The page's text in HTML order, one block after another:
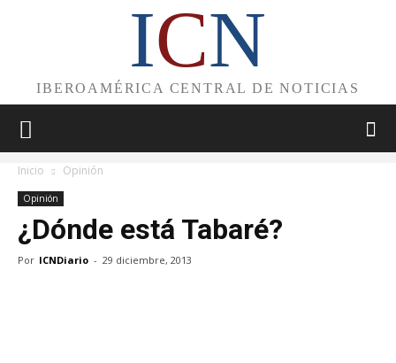
ICN
IBEROAMÉRICA CENTRAL DE NOTICIAS
Inicio Opinión
Opinión
¿Dónde está Tabaré?
Por ICNDiario - 29 diciembre, 2013